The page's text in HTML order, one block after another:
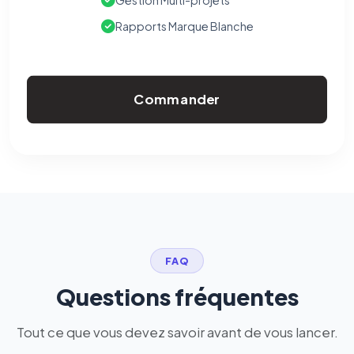
Rapports Marque Blanche
Commander
FAQ
Questions fréquentes
Tout ce que vous devez savoir avant de vous lancer.